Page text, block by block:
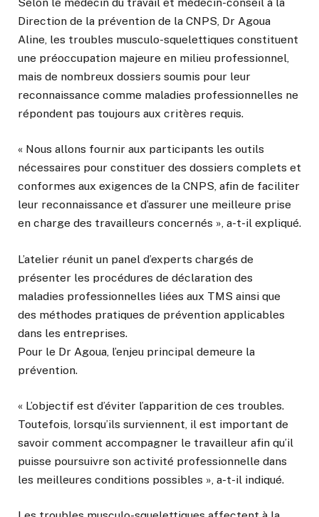
Direction de la prévention de la CNPS, Dr Agoua
Aline, les troubles musculo-squelettiques constituent
une préoccupation majeure en milieu professionnel,
mais de nombreux dossiers soumis pour leur
reconnaissance comme maladies professionnelles ne
répondent pas toujours aux critères requis.
« Nous allons fournir aux participants les outils
nécessaires pour constituer des dossiers complets et
conformes aux exigences de la CNPS, afin de faciliter
leur reconnaissance et d’assurer une meilleure prise
en charge des travailleurs concernés », a-t-il expliqué.
L’atelier réunit un panel d’experts chargés de
présenter les procédures de déclaration des
maladies professionnelles liées aux TMS ainsi que
des méthodes pratiques de prévention applicables
dans les entreprises.
Pour le Dr Agoua, l’enjeu principal demeure la
prévention.
« L’objectif est d’éviter l’apparition de ces troubles.
Toutefois, lorsqu’ils surviennent, il est important de
savoir comment accompagner le travailleur afin qu’il
puisse poursuivre son activité professionnelle dans
les meilleures conditions possibles », a-t-il indiqué.